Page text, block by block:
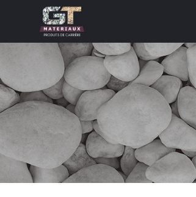
Panneau de gestion des cookies